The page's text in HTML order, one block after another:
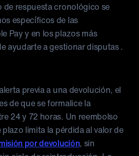
respuesta cronológico se
específicos de las
Pay y en los plazos más
ayudarte a gestionar disputas .
previa a una devolución, el
de que se formalice la
24 y 72 horas. Un reembolso
limita la pérdida al valor de
por devolución, sin